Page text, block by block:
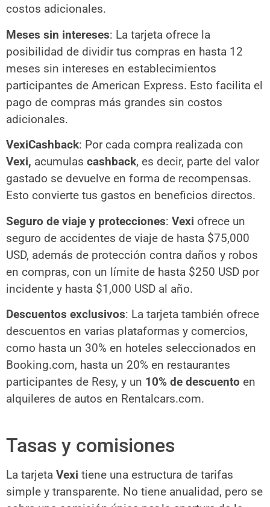
costos adicionales.
Meses sin intereses: La tarjeta ofrece la
posibilidad de dividir tus compras en hasta 12
meses sin intereses en establecimientos
participantes de American Express. Esto facilita el
pago de compras más grandes sin costos
adicionales.
VexiCashback: Por cada compra realizada con
Vexi, acumulas cashback, es decir, parte del valor
gastado se devuelve en forma de recompensas.
Esto convierte tus gastos en beneficios directos.
Seguro de viaje y protecciones: Vexi ofrece un
seguro de accidentes de viaje de hasta $75,000
USD, además de protección contra daños y robos
en compras, con un límite de hasta $250 USD por
incidente y hasta $1,000 USD al año.
Descuentos exclusivos: La tarjeta también ofrece
descuentos en varias plataformas y comercios,
como hasta un 30% en hoteles seleccionados en
Booking.com, hasta un 20% en restaurantes
participantes de Resy, y un 10% de descuento en
alquileres de autos en Rentalcars.com.
Tasas y comisiones
La tarjeta Vexi tiene una estructura de tarifas
simple y transparente. No tiene anualidad, pero se